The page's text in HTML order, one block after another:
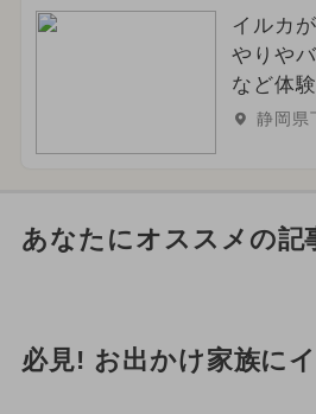
イルカ
やりや
など体
静岡県
あなたにオススメの記
必見! お出かけ家族に